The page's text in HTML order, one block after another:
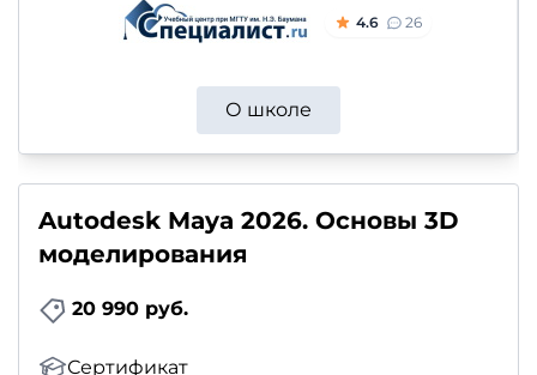
4.6 26
О школе
Autodesk Maya 2026. Основы 3D
моделирования
20 990 руб.
Сертификат